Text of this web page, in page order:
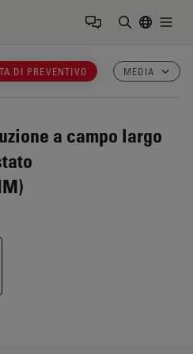
DI PREVENTIVO MEDIA
a campo largo